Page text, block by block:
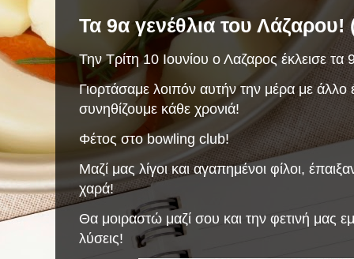
Τα 9α γενέθλια του
Την Τρίτη 10 Ιουνίου ο Λαζαρος έκλεισε τα
Γιορτάσαμε λοιπόν αυτήν την μέρα με
συνηθίζουμε κάθε χρονιά!
Φέτος στο bowling club!
Μαζί μας λίγοι και αγαπημένοι φίλοι,
χαρά!
Θα μοιραστώ μαζί σου και την φετινή μας
λύσεις!